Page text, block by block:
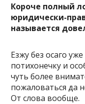
Короче полный
юридически-
называется
Езжу без осаго
потихонечку и
чуть более
пожаловаться да
От слова вообще.